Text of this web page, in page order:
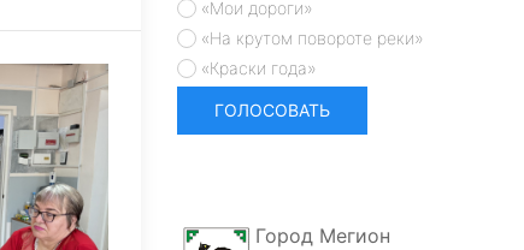
«Мои дороги»
«На крутом повороте реки»
«Краски года»
Город Мегион